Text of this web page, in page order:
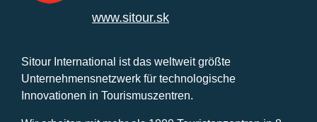
www.sitour.sk
Sitour International ist das weltweit größte
Unternehmensnetzwerk für technologische
Innovationen in Tourismuszentren.